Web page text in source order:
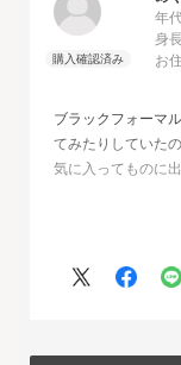
年
身
お
ブラックフォーマ
てみたりしていた
気に入ってものに
することが出来ま
は、生地もデザイ